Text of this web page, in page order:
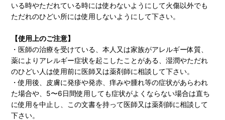
いる時やただれている時には使わないようにして火傷以外でも
ただれのひどい所には使用しないようにして下さい。
【使用上のご注意】
・医師の治療を受けている、本人又は家族がアレルギー体質、
薬によりアレルギー症状を起こしたことがある、湿潤やただれ
のひどい人は使用前に医師又は薬剤師に相談して下さい。
・使用後、皮膚に発疹や発赤、痒みや腫れ等の症状があらわれ
た場合や、5〜6日間使用しても症状がよくならない場合は直ち
に使用を中止し、この文書を持って医師又は薬剤師に相談して
下さい。